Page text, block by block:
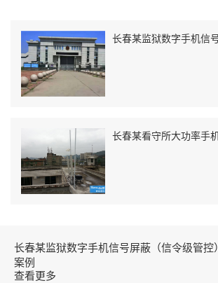
长春某监狱数字手机信号屏蔽（信令级管控）
案例
查看更多